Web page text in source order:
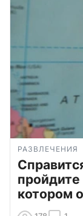
РАЗВЛЕЧЕНИЯ
пройдите
котором